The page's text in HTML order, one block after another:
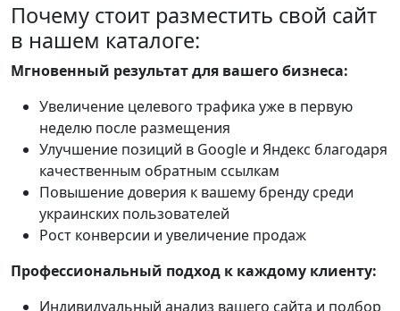
Почему стоит разместить свой сайт
в нашем каталоге:
Мгновенный результат для вашего бизнеса:
Увеличение целевого трафика уже в первую
неделю после размещения
Улучшение позиций в Google и Яндекс благодаря
качественным обратным ссылкам
Повышение доверия к вашему бренду среди
украинских пользователей
Рост конверсии и увеличение продаж
Профессиональный подход к каждому клиенту:
Индивидуальный анализ вашего сайта и подбор